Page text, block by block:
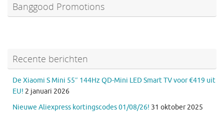
Banggood Promotions
Recente berichten
De Xiaomi S Mini 55″ 144Hz QD-Mini LED Smart TV voor €419 uit
EU! 2 januari 2026
Nieuwe Aliexpress kortingscodes 01/08/26! 31 oktober 2025